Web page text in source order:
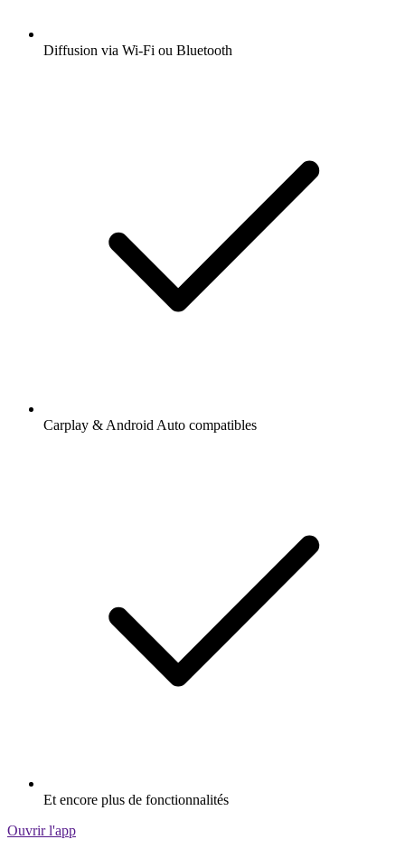
Diffusion via Wi-Fi ou Bluetooth
Carplay & Android Auto compatibles
Et encore plus de fonctionnalités
Ouvrir l'app